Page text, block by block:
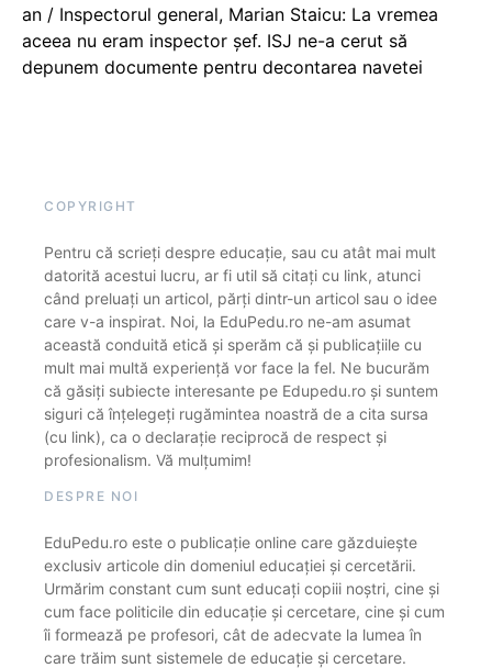
an / Inspectorul general, Marian Staicu: La vremea
aceea nu eram inspector șef. ISJ ne-a cerut să
depunem documente pentru decontarea navetei
COPYRIGHT
Pentru că scrieți despre educație, sau cu atât mai mult
datorită acestui lucru, ar fi util să citați cu link, atunci
când preluați un articol, părți dintr-un articol sau o idee
care v-a inspirat. Noi, la EduPedu.ro ne-am asumat
această conduită etică și sperăm că și publicațiile cu
mult mai multă experiență vor face la fel. Ne bucurăm
că găsiți subiecte interesante pe Edupedu.ro și suntem
siguri că înțelegeți rugămintea noastră de a cita sursa
(cu link), ca o declarație reciprocă de respect și
profesionalism. Vă mulțumim!
DESPRE NOI
EduPedu.ro este o publicație online care găzduiește
exclusiv articole din domeniul educației și cercetării.
Urmărim constant cum sunt educați copiii noștri, cine și
cum face politicile din educație și cercetare, cine și cum
îi formează pe profesori, cât de adecvate la lumea în
care trăim sunt sistemele de educație și cercetare.